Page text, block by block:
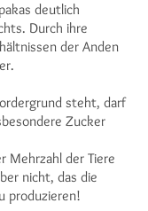
deutlich
Durch ihre
der Anden
steht, darf
Zucker
Mehrzahl der Tiere
nicht, das die
produzieren!